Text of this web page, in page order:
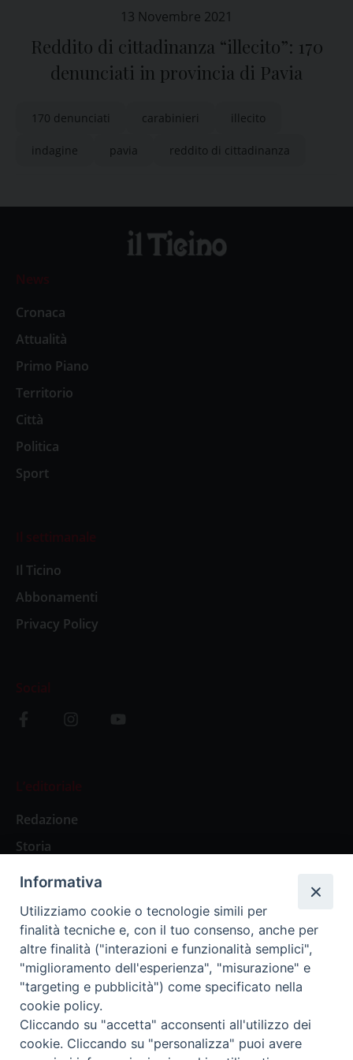
13 Novembre 2021
Reddito di cittadinanza “illecito”: 170
denunciati in provincia di Pavia
170 denunciati carabinieri illecito
indagine pavia reddito di cittadinanza
News
Cronaca
Attualità
Primo Piano
Territorio
Città
Politica
Sport
Il settimanale
Il Ticino
Abbonamenti
Privacy Policy
Social
L’editoriale
Redazione
Storia
Abbonamenti
Abbonamento Annuale Digitale
Abbonamento Annuale Cartaceo
Abbonamento Singola Copia Digitale
Informativa
Utilizziamo cookie o tecnologie simili per
finalità tecniche e, con il tuo consenso, anche per
altre finalità ("interazioni e funzionalità semplici",
"miglioramento dell'esperienza", "misurazione" e
"targeting e pubblicità") come specificato nella
cookie policy.
Cliccando su "accetta" acconsenti all'utilizzo dei
cookie. Cliccando su "personalizza" puoi avere